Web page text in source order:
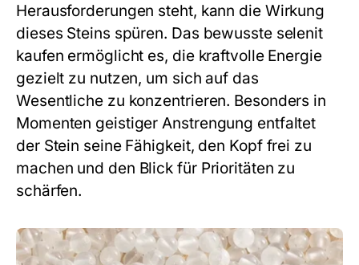
Herausforderungen steht, kann die Wirkung
dieses Steins spüren. Das bewusste selenit
kaufen ermöglicht es, die kraftvolle Energie
gezielt zu nutzen, um sich auf das
Wesentliche zu konzentrieren. Besonders in
Momenten geistiger Anstrengung entfaltet
der Stein seine Fähigkeit, den Kopf frei zu
machen und den Blick für Prioritäten zu
schärfen.